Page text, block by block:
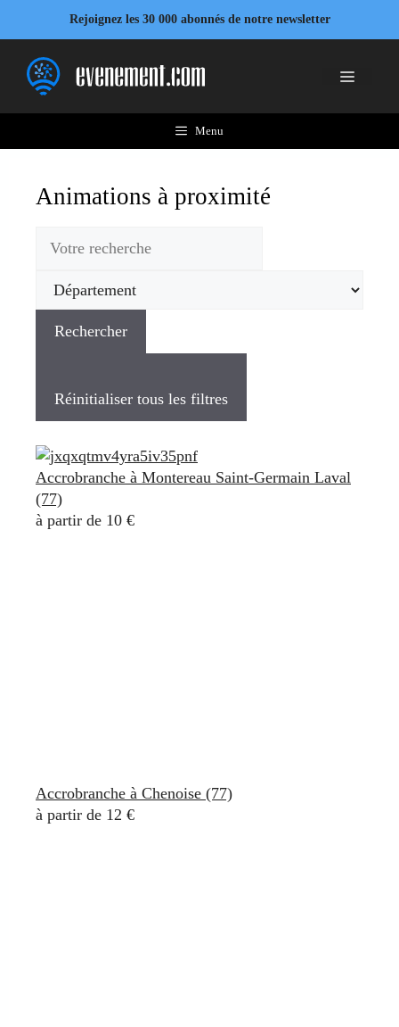
Rejoignez les 30 000 abonnés de notre newsletter
Menu
Animations à proximité
Rechercher
Réinitialiser tous les filtres
Accrobranche à Montereau Saint-Germain Laval
(77)
à partir de 10 €
Accrobranche à Chenoise (77)
à partir de 12 €